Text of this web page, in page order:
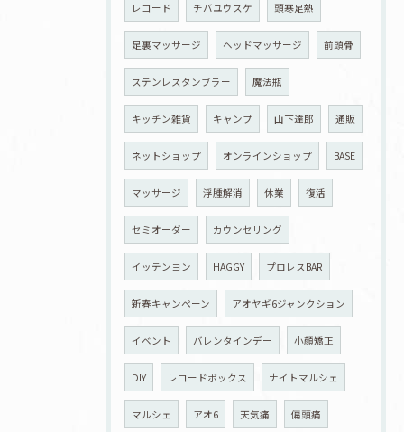
レコード チバユウスケ 頭寒足熱
足裏マッサージ ヘッドマッサージ 前頭骨
ステンレスタンブラー 魔法瓶
キッチン雑貨 キャンプ 山下達郎 通販
ネットショップ オンラインショップ BASE
マッサージ 浮腫解消 休業 復活
セミオーダー カウンセリング
イッテンヨン HAGGY プロレスBAR
新春キャンペーン アオヤギ6ジャンクション
イベント バレンタインデー 小顔矯正
DIY レコードボックス ナイトマルシェ
マルシェ アオ6 天気痛 偏頭痛